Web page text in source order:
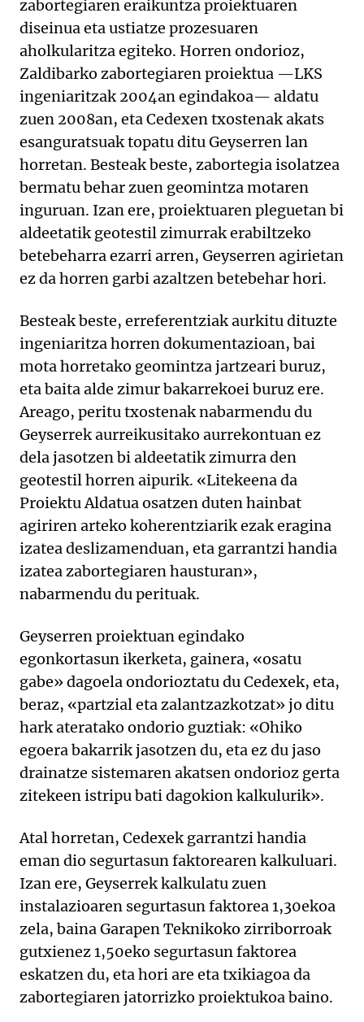
zabortegiaren eraikuntza proiektuaren
diseinua eta ustiatze prozesuaren
aholkularitza egiteko. Horren ondorioz,
Zaldibarko zabortegiaren proiektua —LKS
ingeniaritzak 2004an egindakoa— aldatu
zuen 2008an, eta Cedexen txostenak akats
esanguratsuak topatu ditu Geyserren lan
horretan. Besteak beste, zabortegia isolatzea
bermatu behar zuen geomintza motaren
inguruan. Izan ere, proiektuaren pleguetan bi
aldeetatik geotestil zimurrak erabiltzeko
betebeharra ezarri arren, Geyserren agirietan
ez da horren garbi azaltzen betebehar hori.
Besteak beste, erreferentziak aurkitu dituzte
ingeniaritza horren dokumentazioan, bai
mota horretako geomintza jartzeari buruz,
eta baita alde zimur bakarrekoei buruz ere.
Areago, peritu txostenak nabarmendu du
Geyserrek aurreikusitako aurrekontuan ez
dela jasotzen bi aldeetatik zimurra den
geotestil horren aipurik. «Litekeena da
Proiektu Aldatua osatzen duten hainbat
agiriren arteko koherentziarik ezak eragina
izatea deslizamenduan, eta garrantzi handia
izatea zabortegiaren hausturan»,
nabarmendu du perituak.
Geyserren proiektuan egindako
egonkortasun ikerketa, gainera, «osatu
gabe» dagoela ondorioztatu du Cedexek, eta,
beraz, «partzial eta zalantzazkotzat» jo ditu
hark ateratako ondorio guztiak: «Ohiko
egoera bakarrik jasotzen du, eta ez du jaso
drainatze sistemaren akatsen ondorioz gerta
zitekeen istripu bati dagokion kalkulurik».
Atal horretan, Cedexek garrantzi handia
eman dio segurtasun faktorearen kalkuluari.
Izan ere, Geyserrek kalkulatu zuen
instalazioaren segurtasun faktorea 1,30ekoa
zela, baina Garapen Teknikoko zirriborroak
gutxienez 1,50eko segurtasun faktorea
eskatzen du, eta hori are eta txikiagoa da
zabortegiaren jatorrizko proiektukoa baino.